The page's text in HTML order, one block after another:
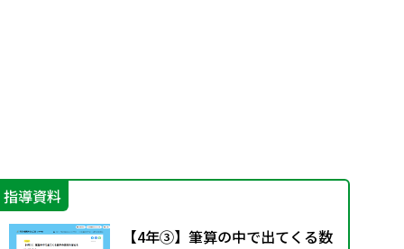
指導資料
【4年③】筆算の中で出てくる数